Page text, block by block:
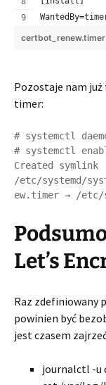
certbot_renew.timer
Pozostaje nam już
timer:
# systemctl
# systemctl
Created symlink
/etc/systemd/
Let’s
Raz zdefiniowany
powinien być
jest czasem
journalctl -u